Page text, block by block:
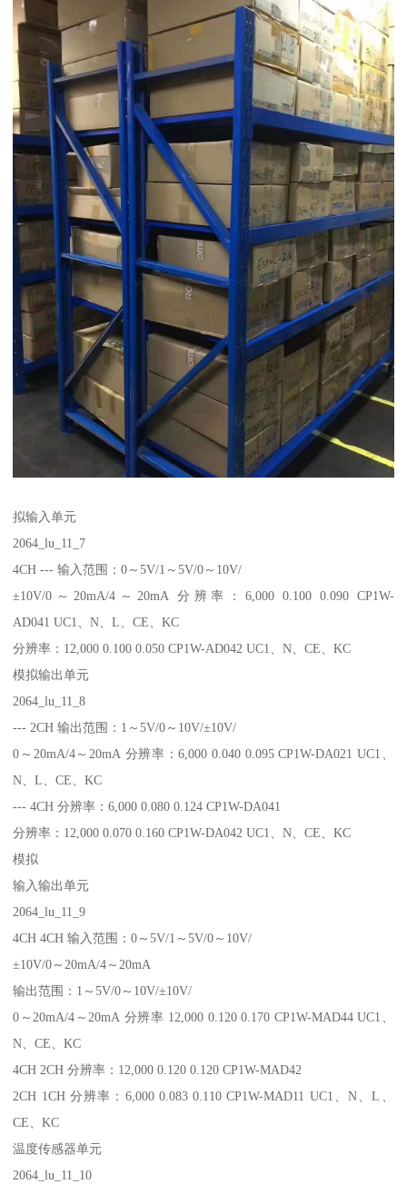
拟输入单元
2064_lu_11_7
4CH --- 输入范围：0～5V/1～5V/0～10V/
±10V/0～20mA/4～20mA 分辨率：6,000 0.100 0.090 CP1W-
AD041 UC1、N、L、CE、KC
分辨率：12,000 0.100 0.050 CP1W-AD042 UC1、N、CE、KC
模拟输出单元
2064_lu_11_8
--- 2CH 输出范围：1～5V/0～10V/±10V/
0～20mA/4～20mA 分辨率：6,000 0.040 0.095 CP1W-DA021 UC1、
N、L、CE、KC
--- 4CH 分辨率：6,000 0.080 0.124 CP1W-DA041
分辨率：12,000 0.070 0.160 CP1W-DA042 UC1、N、CE、KC
模拟
输入输出单元
2064_lu_11_9
4CH 4CH 输入范围：0～5V/1～5V/0～10V/
±10V/0～20mA/4～20mA
输出范围：1～5V/0～10V/±10V/
0～20mA/4～20mA 分辨率 12,000 0.120 0.170 CP1W-MAD44 UC1、
N、CE、KC
4CH 2CH 分辨率：12,000 0.120 0.120 CP1W-MAD42
2CH 1CH 分辨率：6,000 0.083 0.110 CP1W-MAD11 UC1、N、L、
CE、KC
温度传感器单元
2064_lu_11_10